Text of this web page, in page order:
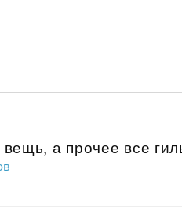
а прочее все